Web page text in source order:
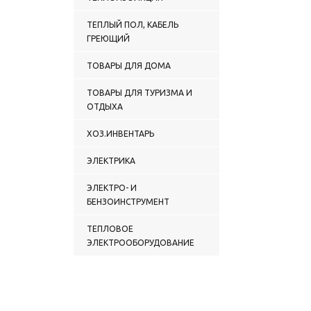
ТЕПЛЫЙ ПОЛ, КАБЕЛЬ
ГРЕЮЩИЙ
ТОВАРЫ ДЛЯ ДОМА
ТОВАРЫ ДЛЯ ТУРИЗМА И
ОТДЫХА
ХОЗ.ИНВЕНТАРЬ
ЭЛЕКТРИКА
ЭЛЕКТРО- И
БЕНЗОИНСТРУМЕНТ
ТЕПЛОВОЕ
ЭЛЕКТРООБОРУДОВАНИЕ